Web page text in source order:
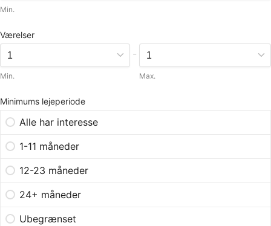
Min.
Værelser
Min.
-
Max.
Minimums lejeperiode
Alle har interesse
1-11 måneder
12-23 måneder
24+ måneder
Ubegrænset